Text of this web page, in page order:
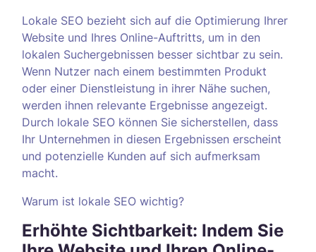
Lokale SEO bezieht sich auf die Optimierung Ihrer
Website und Ihres Online-Auftritts, um in den
lokalen Suchergebnissen besser sichtbar zu sein.
Wenn Nutzer nach einem bestimmten Produkt
oder einer Dienstleistung in ihrer Nähe suchen,
werden ihnen relevante Ergebnisse angezeigt.
Durch lokale SEO können Sie sicherstellen, dass
Ihr Unternehmen in diesen Ergebnissen erscheint
und potenzielle Kunden auf sich aufmerksam
macht.
Warum ist lokale SEO wichtig?
Erhöhte Sichtbarkeit: Indem Sie